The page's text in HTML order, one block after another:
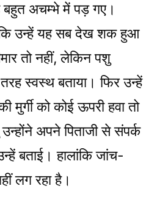
अचम्भे में पड़ गए।
कि उन्हें यह सब देख शक हुआ
तो नहीं, लेकिन पशु
स्वस्थ बताया। फिर उन्हें
को कोई ऊपरी हवा तो
अपने पिताजी से संपर्क
बताई। हालांकि जांच-
लग रहा है।